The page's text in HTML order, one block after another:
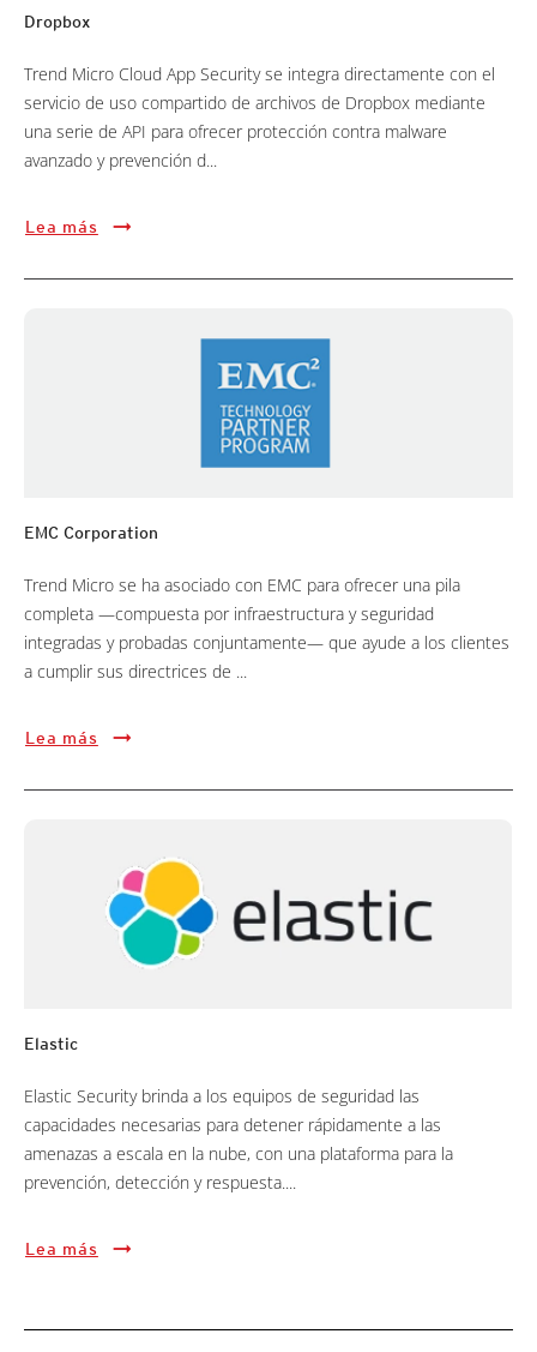
Dropbox
Trend Micro Cloud App Security se integra directamente con el
servicio de uso compartido de archivos de Dropbox mediante
una serie de API para ofrecer protección contra malware
avanzado y prevención d...
Lea más
EMC Corporation
Trend Micro se ha asociado con EMC para ofrecer una pila
completa —compuesta por infraestructura y seguridad
integradas y probadas conjuntamente— que ayude a los clientes
a cumplir sus directrices de ...
Lea más
Elastic
Elastic Security brinda a los equipos de seguridad las
capacidades necesarias para detener rápidamente a las
amenazas a escala en la nube, con una plataforma para la
prevención, detección y respuesta....
Lea más